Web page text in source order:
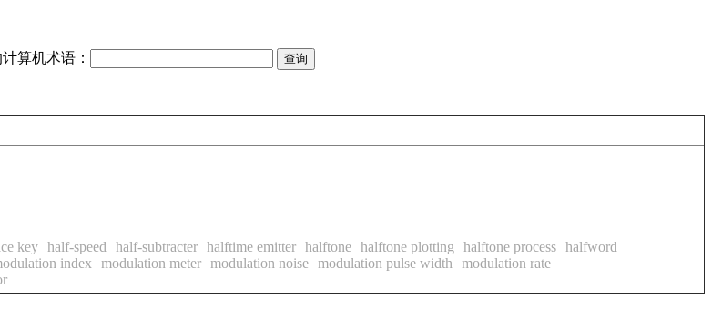
算机术语：
key half-speed half-subtracter halftime emitter halftone halftone plotting halftone process halfword
index modulation meter modulation noise modulation pulse width
modulation rate